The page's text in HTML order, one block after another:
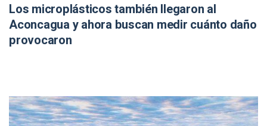
Los microplásticos también llegaron al
Aconcagua y ahora buscan medir cuánto daño
provocaron